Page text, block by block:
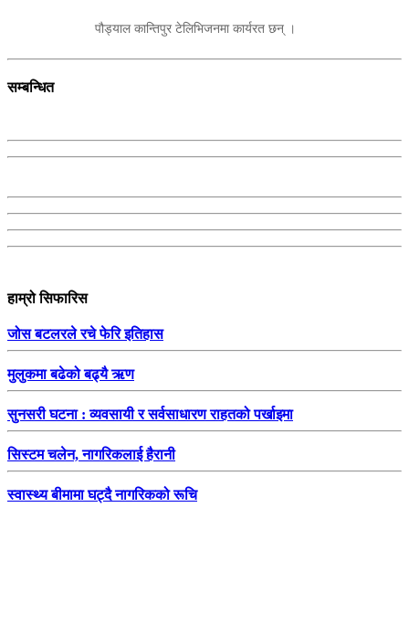
पौड्याल कान्तिपुर टेलिभिजनमा कार्यरत छन् ।
सम्बन्धित
हाम्रो सिफारिस
जोस बटलरले रचे फेरि इतिहास
मुलुकमा बढेको बढ्यै ऋण
सुनसरी घटना : व्यवसायी र सर्वसाधारण राहतको पर्खाइमा
सिस्टम चलेन, नागरिकलाई हैरानी
स्वास्थ्य बीमामा घट्दै नागरिकको रूचि